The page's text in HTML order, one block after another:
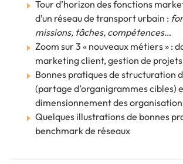
Tour d’horizon des fonctions
d’un réseau de transport urbain :
missions, tâches, compétences…
Zoom sur 3 « nouveaux métiers » :
marketing client, gestion de
Bonnes pratiques de structuration
(partage d’organigrammes cibles)
dimensionnement des
Quelques illustrations de bonnes
benchmark de réseaux